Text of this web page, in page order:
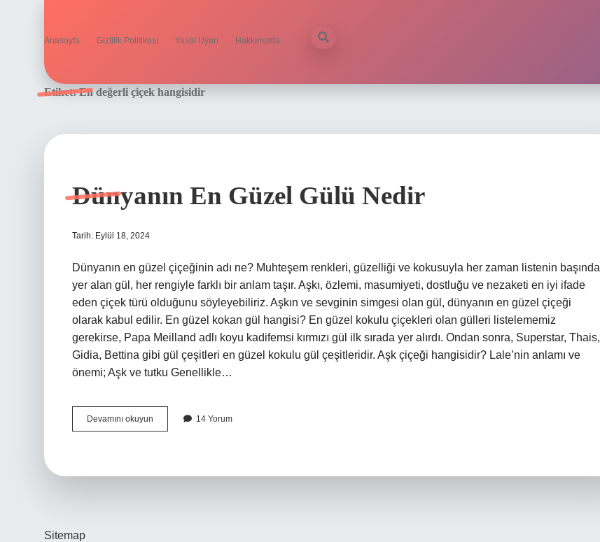
Anasayfa Gizlilik Politikası Yasal Uyarı Hakkımızda
Etiket:En değerli çiçek hangisidir
Dünyanın En Güzel Gülü Nedir
Tarih: Eylül 18, 2024
Dünyanın en güzel çiçeğinin adı ne? Muhteşem renkleri, güzelliği ve kokusuyla her zaman listenin başında
yer alan gül, her rengiyle farklı bir anlam taşır. Aşkı, özlemi, masumiyeti, dostluğu ve nezaketi en iyi ifade
eden çiçek türü olduğunu söyleyebiliriz. Aşkın ve sevginin simgesi olan gül, dünyanın en güzel çiçeği
olarak kabul edilir. En güzel kokan gül hangisi? En güzel kokulu çiçekleri olan gülleri listelememiz
gerekirse, Papa Meilland adlı koyu kadifemsi kırmızı gül ilk sırada yer alırdı. Ondan sonra, Superstar, Thais,
Gidia, Bettina gibi gül çeşitleri en güzel kokulu gül çeşitleridir. Aşk çiçeği hangisidir? Lale’nin anlamı ve
önemi; Aşk ve tutku Genellikle…
Devamını okuyun Dünyanın
En
14 Yorum
Sitemap